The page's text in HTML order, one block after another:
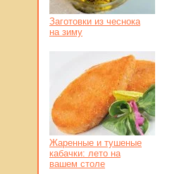
Заготовки из чеснока
на зиму
Жаренные и тушеные
кабачки: лето на
вашем столе